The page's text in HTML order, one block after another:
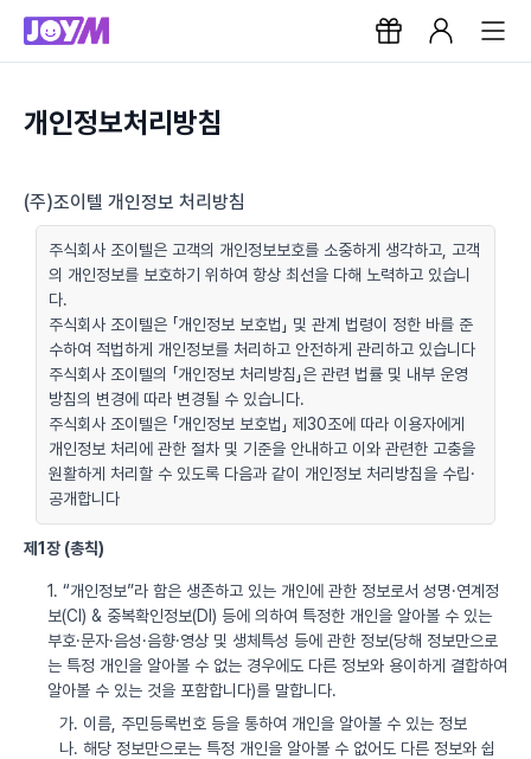
개인정보처리방침
(주)조이텔 개인정보 처리방침
주식회사 조이텔은 고객의 개인정보보호를 소중하게 생각하고, 고객
의 개인정보를 보호하기 위하여 항상 최선을 다해 노력하고 있습니
다.
주식회사 조이텔은 「개인정보 보호법」 및 관계 법령이 정한 바를 준
수하여 적법하게 개인정보를 처리하고 안전하게 관리하고 있습니다
주식회사 조이텔의 「개인정보 처리방침」은 관련 법률 및 내부 운영
방침의 변경에 따라 변경될 수 있습니다.
주식회사 조이텔은 「개인정보 보호법」 제30조에 따라 이용자에게
개인정보 처리에 관한 절차 및 기준을 안내하고 이와 관련한 고충을
원활하게 처리할 수 있도록 다음과 같이 개인정보 처리방침을 수립·
공개합니다
제1장 (총칙)
1. “개인정보”라 함은 생존하고 있는 개인에 관한 정보로서 성명·연계정
보(CI) & 중복확인정보(DI) 등에 의하여 특정한 개인을 알아볼 수 있는
부호·문자·음성·음향·영상 및 생체특성 등에 관한 정보(당해 정보만으로
는 특정 개인을 알아볼 수 없는 경우에도 다른 정보와 용이하게 결합하여
알아볼 수 있는 것을 포함합니다)를 말합니다.
가. 이름, 주민등록번호 등을 통하여 개인을 알아볼 수 있는 정보
나. 해당 정보만으로는 특정 개인을 알아볼 수 없어도 다른 정보와 쉽